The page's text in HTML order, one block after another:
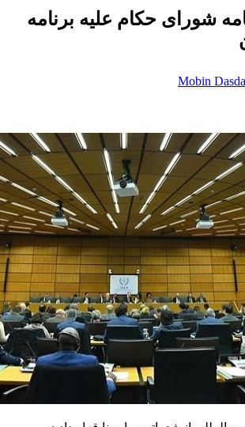
شورای حکام علیه برنامه
Mobin